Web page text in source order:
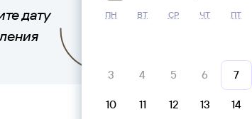
дату
ПН ВТ СР ЧТ ПТ
3 4 5 6 7
10 11 12 13 14